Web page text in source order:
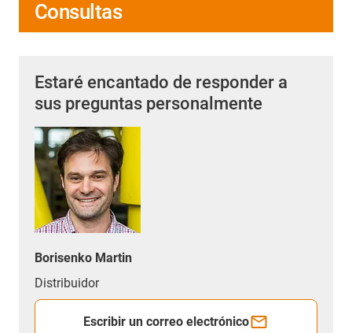
Consultas
Estaré encantado de responder a
sus preguntas personalmente
Borisenko Martin
Distribuidor
Escribir un correo electrónico